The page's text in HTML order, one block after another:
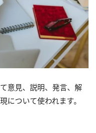
意見、説明、発言、解
について使われます。